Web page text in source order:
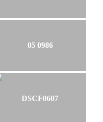
05 0986
DSCF0607